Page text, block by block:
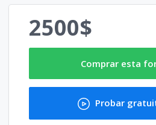
2500$
Comprar esta
Probar